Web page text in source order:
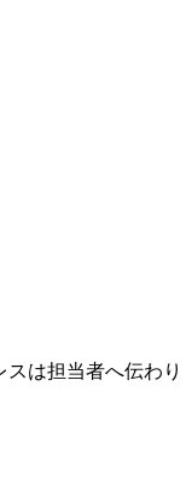
スは担当者へ伝わり